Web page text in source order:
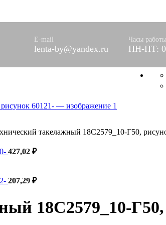
E-mail
lenta-by@yandex.ru
Часы работы
ПН-ПТ:
ХБ
такелажный 18С2579_10-Г50,
427,02 ₽
207,29 ₽
18С2579_10-Г50,